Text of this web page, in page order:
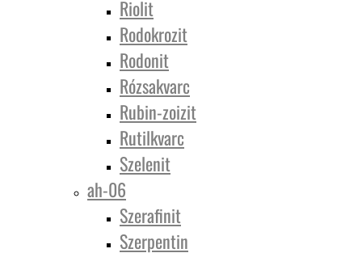
Riolit
Rodokrozit
Rodonit
Rózsakvarc
Rubin-zoizit
Rutilkvarc
Szelenit
ah-06
Szerafinit
Szerpentin